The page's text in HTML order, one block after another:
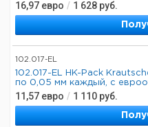
16,97 евро / 1 628 руб.
102.017-EL
102.017-EL HK-Pack
по 0,05 мм каждый, с
11,57 евро / 1 110 руб.